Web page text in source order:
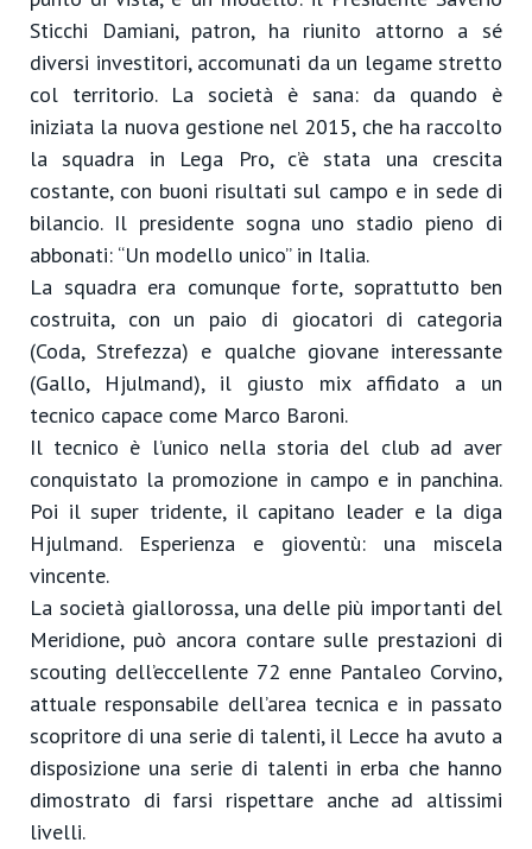
Sticchi Damiani, patron, ha riunito attorno a sé
diversi investitori, accomunati da un legame stretto
col territorio. La società è sana: da quando è
iniziata la nuova gestione nel 2015, che ha raccolto
la squadra in Lega Pro, c’è stata una crescita
costante, con buoni risultati sul campo e in sede di
bilancio. Il presidente sogna uno stadio pieno di
abbonati: “Un modello unico” in Italia.
La squadra era comunque forte, soprattutto ben
costruita, con un paio di giocatori di categoria
(Coda, Strefezza) e qualche giovane interessante
(Gallo, Hjulmand), il giusto mix affidato a un
tecnico capace come Marco Baroni.
Il tecnico è l’unico nella storia del club ad aver
conquistato la promozione in campo e in panchina.
Poi il super tridente, il capitano leader e la diga
Hjulmand. Esperienza e gioventù: una miscela
vincente.
La società giallorossa, una delle più importanti del
Meridione, può ancora contare sulle prestazioni di
scouting dell’eccellente 72 enne Pantaleo Corvino,
attuale responsabile dell’area tecnica e in passato
scopritore di una serie di talenti, il Lecce ha avuto a
disposizione una serie di talenti in erba che hanno
dimostrato di farsi rispettare anche ad altissimi
livelli.